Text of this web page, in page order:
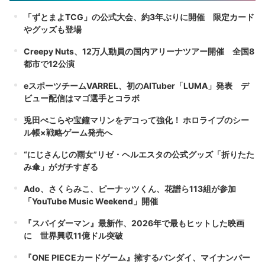
「ずとまよTCG」の公式大会、約3年ぶりに開催 限定カード
やグッズも登場
Creepy Nuts、12万人動員の国内アリーナツアー開催 全国8
都市で12公演
eスポーツチームVARREL、初のAITuber「LUMA」発表 デ
ビュー配信はマゴ選手とコラボ
兎田ぺこらや宝鐘マリンをデコって強化！ ホロライブのシー
ル帳×戦略ゲーム発売へ
“にじさんじの雨女”リゼ・ヘルエスタの公式グッズ「折りたた
み傘」がガチすぎる
Ado、さくらみこ、ピーナッツくん、花譜ら113組が参加
「YouTube Music Weekend」開催
『スパイダーマン』最新作、2026年で最もヒットした映画
に 世界興収11億ドル突破
『ONE PIECEカードゲーム』擁するバンダイ、マイナンバー